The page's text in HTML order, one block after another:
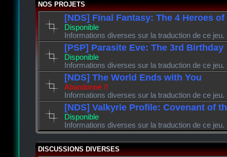
NOS PROJETS
[NDS] Final Fantasy: The 4 Heroes
Disponible
Informations diverses sur la traduction de ce jeu.
[PSP] Parasite Eve: The 3rd Birthday
Disponible
Informations diverses sur la traduction de ce jeu.
[NDS] The World Ends with You
Abandonné !!
Informations diverses sur la traduction de ce jeu.
[NDS] Valkyrie Profile: Covenant of
Disponible
Informations diverses sur la traduction de ce jeu.
DISCUSSIONS DIVERSES